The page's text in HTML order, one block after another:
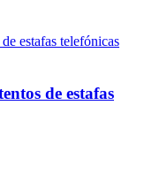
de estafas